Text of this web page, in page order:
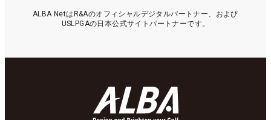
ALBA NetはR&Aのオフィシャルデジタルパートナー、および
USLPGAの日本公式サイトパートナーです。